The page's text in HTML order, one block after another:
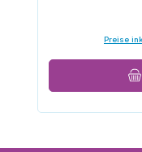
Preise